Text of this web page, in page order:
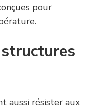
pour
aussi résister aux